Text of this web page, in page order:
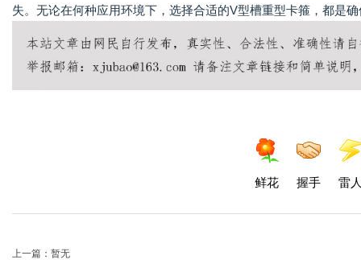
失。无论在何种应用环境下，选择合适的V型槽重型卡箍，都是
鲜花 握手 雷
上一篇：暂无